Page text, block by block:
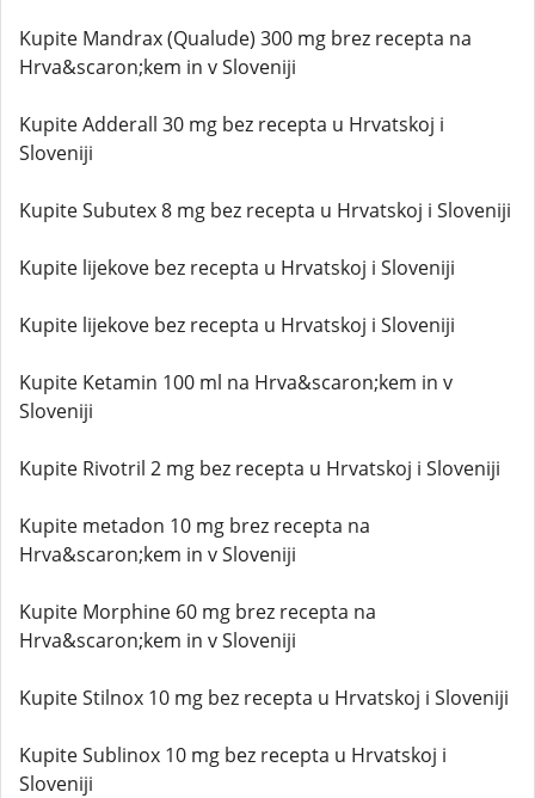
Kupite Mandrax (Qualude) 300 mg brez recepta na
Hrva&scaron;kem in v Sloveniji
Kupite Adderall 30 mg bez recepta u Hrvatskoj i
Sloveniji
Kupite Subutex 8 mg bez recepta u Hrvatskoj i Sloveniji
Kupite lijekove bez recepta u Hrvatskoj i Sloveniji
Kupite lijekove bez recepta u Hrvatskoj i Sloveniji
Kupite Ketamin 100 ml na Hrva&scaron;kem in v
Sloveniji
Kupite Rivotril 2 mg bez recepta u Hrvatskoj i Sloveniji
Kupite metadon 10 mg brez recepta na
Hrva&scaron;kem in v Sloveniji
Kupite Morphine 60 mg brez recepta na
Hrva&scaron;kem in v Sloveniji
Kupite Stilnox 10 mg bez recepta u Hrvatskoj i Sloveniji
Kupite Sublinox 10 mg bez recepta u Hrvatskoj i
Sloveniji